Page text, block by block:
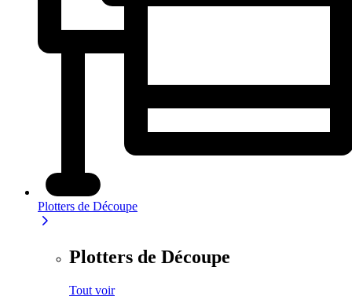
Plotters de Découpe
Plotters de Découpe
Tout voir